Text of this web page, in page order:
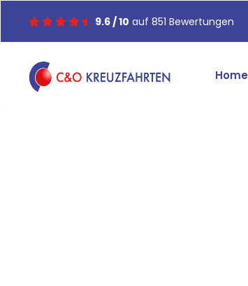
9.6 / 10 auf 851 Bewertungen
Home